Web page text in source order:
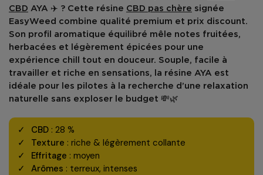
CBD AYA ✈️ ? Cette résine CBD pas chère signée
EasyWeed combine qualité premium et prix discount.
Son profil aromatique équilibré mêle notes fruitées,
herbacées et légèrement épicées pour une
expérience chill tout en douceur. Souple, facile à
travailler et riche en sensations, la résine AYA est
idéale pour les pilotes à la recherche d’une relaxation
naturelle sans exploser le budget 💸🌿
CBD : 28 %
Texture : riche & légèrement collante
Effritage : moyen
Arômes : terreux, intenses